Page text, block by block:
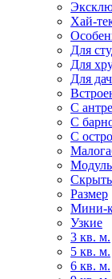
Хай-
Для
Для
Для
С
С
С
Размер
Мини-
Узкие
3 кв. м.
5 кв. м.
6 кв. м.